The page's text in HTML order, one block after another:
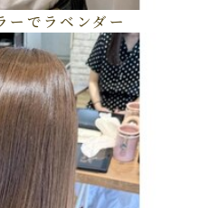
ーでラベンダー